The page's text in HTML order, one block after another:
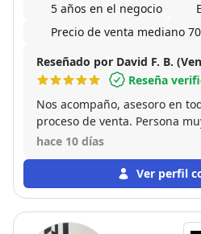
5 años en el negocio
Precio de venta mediano
Reseñado por David F. B.
Reseña
Nos acompaño, asesoro en
proceso de venta. Persona
entiende y se adapta a las
mes. Para mi, un 10 tanto
persona.
hace 10 días
Ver perfil